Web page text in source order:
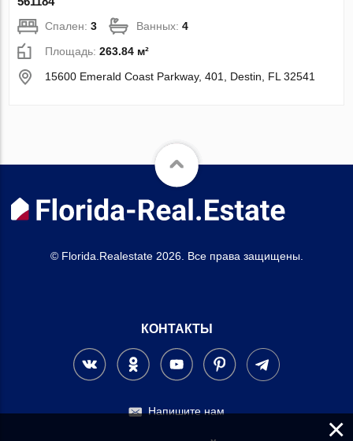
Спален:3 Ванных:4
Площадь:263.84 м²
15600 Emerald Coast Parkway, 401, Destin, FL 32541
© Florida.Realestate 2026. Все права защищены.
КОНТАКТЫ
Напишите нам
×